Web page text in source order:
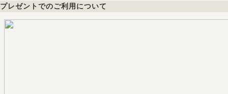
プレゼントでのご利用について